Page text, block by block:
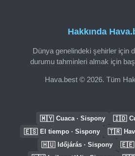
Hakkında
Dünya genelindeki şehirler için
durumu tahminleri almak için
Hava.best © 2026. Tüm
🇲🇾 Cuaca · Sispony 🇮🇩
🇪🇸 El tiempo · Sispony 🇹🇷
🇭🇺 Időjárás · Sispony 🇪🇪